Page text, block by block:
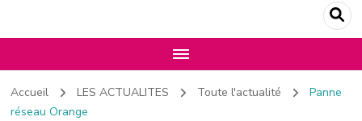
Accueil LES ACTUALITES Toute l'actualité
Panne
réseau Orange